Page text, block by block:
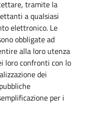
tramite la
a qualsiasi
elettronico. Le
obbligate ad
alla loro utenza
loro confronti con lo
dei
per i